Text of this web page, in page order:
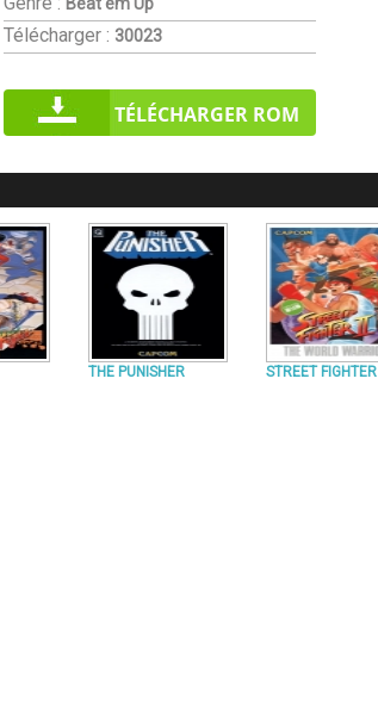
Télécharger : 30023
TÉLÉCHARGER ROM
THE PUNISHER STREET FIGHTER